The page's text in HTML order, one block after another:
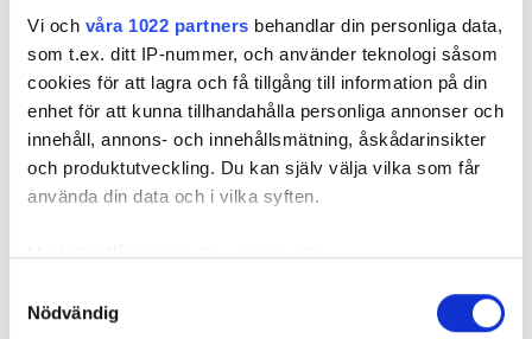
Vi och våra 1022 partners behandlar din personliga data,
som t.ex. ditt IP-nummer, och använder teknologi såsom
cookies för att lagra och få tillgång till information på din
enhet för att kunna tillhandahålla personliga annonser och
innehåll, annons- och innehållsmätning, åskådarinsikter
och produktutveckling. Du kan själv välja vilka som får
använda din data och i vilka syften.
Med din tillåtelse skulle vi även vilja:
som kan ha en noggrannhet på upp till flera meter
Nödvändig
finns det inte en
ritningsgalge som ligger och
skräpar någonstans, det är kul, säger Thomas
Hos VRA har alla montörer varsin iPad, inhyrd
personal får dela parvis. Aktuella ritningar och 3D-
modell finns tillgänglig via Autodesks
sedan skulle det inte ha varit möjligt.
– En standard-iPad kostar 3 000 kronor. Men hur